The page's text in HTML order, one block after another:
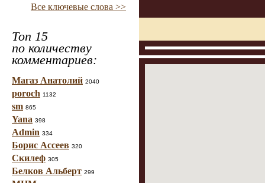
Все ключевые слова >>
Топ 15
по количеству
комментариев:
Магаз Анатолий 2040
poroch 1132
sm 865
Yana 398
Admin 334
Борис Ассеев 320
Скилеф 305
Белков Альберт 299